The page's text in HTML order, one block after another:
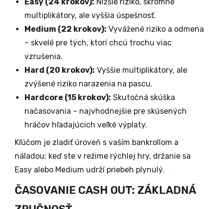
multiplikátory, ale vyššia úspešnosť.
Medium (22 krokov): Vyvážené riziko a odmena
– skvelé pre tých, ktorí chcú trochu viac
vzrušenia.
Hard (20 krokov): Vyššie multiplikátory, ale
zvýšené riziko narazenia na pascu.
Hardcore (15 krokov): Skutočná skúška
načasovania – najvhodnejšie pre skúsených
hráčov hľadajúcich veľké výplaty.
Kľúčom je zladiť úroveň s vaším bankrollom a
náladou; keď ste v režime rýchlej hry, držanie sa
Easy alebo Medium udrží priebeh plynulý.
ČASOVANIE CASH OUT: ZÁKLADNÁ